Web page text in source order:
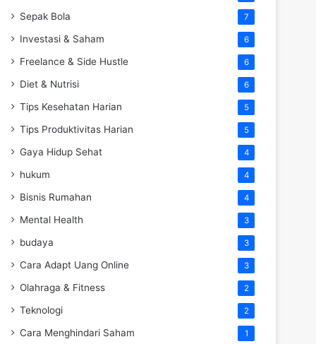
Sepak Bola 7
Investasi & Saham 6
Freelance & Side Hustle 6
Diet & Nutrisi 6
Tips Kesehatan Harian 5
Tips Produktivitas Harian 5
Gaya Hidup Sehat 4
hukum 4
Bisnis Rumahan 4
Mental Health 3
budaya 3
Cara Adapt Uang Online 3
Olahraga & Fitness 2
Teknologi 2
Cara Menghindari Saham 1